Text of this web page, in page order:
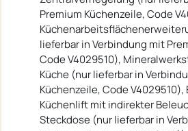
Premium Küchenzeile, Code
lieferbar in Verbindung mit
Code V4029510),
Küche (nur lieferbar in
Küchenzeile, Code
Küchenlift mit indirekter
Steckdose (nur lieferbar in